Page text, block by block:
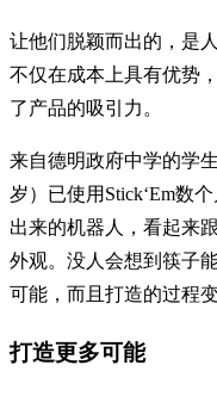
让他们脱颖而出的，是
不仅在成本上具有优势
了产品的吸引力。
来自德明政府中学的学
岁）已使用Stick‘Em数
出来的机器人，看起来
外观。没人会想到筷子
可能，而且打造的过程
打造更多可能